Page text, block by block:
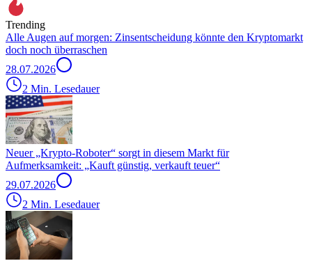
Trending
Alle Augen auf morgen: Zinsentscheidung könnte den Kryptomarkt
doch noch überraschen
28.07.2026
2 Min. Lesedauer
Neuer „Krypto-Roboter“ sorgt in diesem Markt für
Aufmerksamkeit: „Kauft günstig, verkauft teuer“
29.07.2026
2 Min. Lesedauer